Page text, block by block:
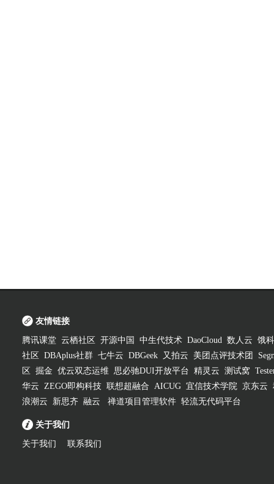
友情链接
腾讯课堂 云栖社区 开源中国 中生代技术 DaoCloud 数人云 饿
社区
DBAplus社群 七牛云 DBGeek 又拍云 美团点评技术团
区
掘金 优云双态运维 思必驰DUI开放平台 精灵云 测试窝
华云 ZEGO即构科技 联想超融合 AICUG 宜信技术学院 京东云
浪潮云
新思齐 融云 禅道项目管理软件 轻流无代码平台
关于我们
关于我们 联系我们